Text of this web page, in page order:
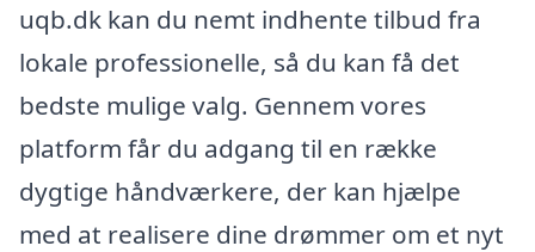
uqb.dk kan du nemt indhente tilbud fra
lokale professionelle, så du kan få det
bedste mulige valg. Gennem vores
platform får du adgang til en række
dygtige håndværkere, der kan hjælpe
med at realisere dine drømmer om et nyt